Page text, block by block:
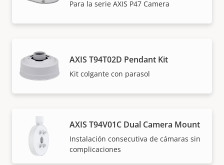
Para la serie AXIS P47 Camera
AXIS T94T02D Pendant Kit
Kit colgante con parasol
AXIS T94V01C Dual Camera Mount
Instalación consecutiva de cámaras sin
complicaciones